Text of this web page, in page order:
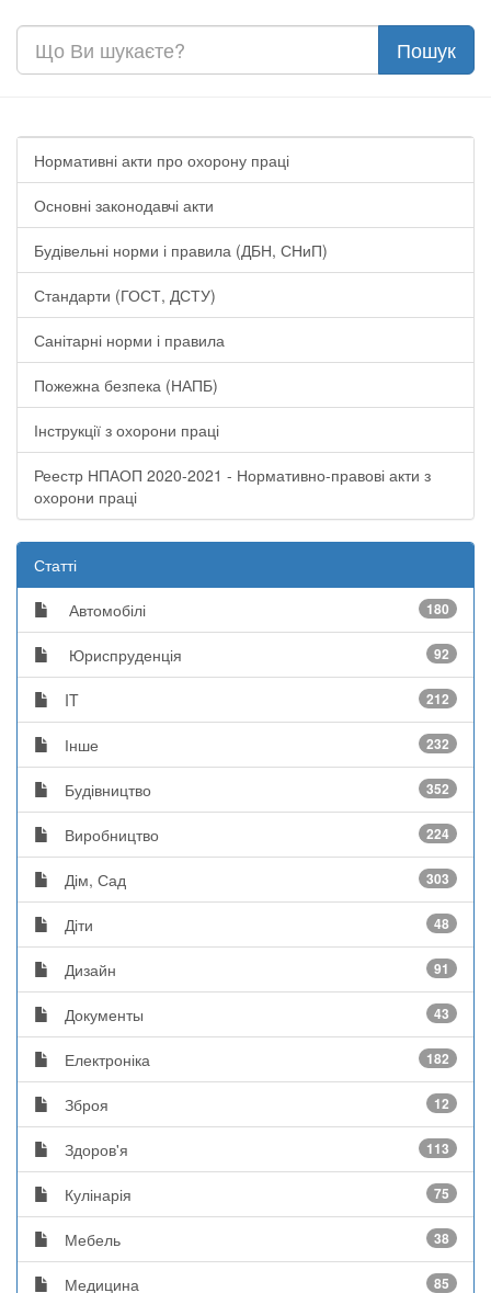
Нормативні акти про охорону праці
Основні законодавчі акти
Будівельні норми і правила (ДБН, СНиП)
Стандарти (ГОСТ, ДСТУ)
Санітарні норми і правила
Пожежна безпека (НАПБ)
Інструкції з охорони праці
Реестр НПАОП 2020-2021 - Нормативно-правові акти з
охорони праці
Статті
Автомобілі 180
Юриспруденція 92
IT 212
Інше 232
Будівництво 352
Виробництво 224
Дім, Сад 303
Діти 48
Дизайн 91
Документы 43
Електроніка 182
Зброя 12
Здоров'я 113
Кулінарія 75
Мебель 38
Медицина 85